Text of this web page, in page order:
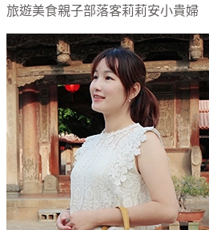
旅遊美食親子部落客莉莉安小貴婦